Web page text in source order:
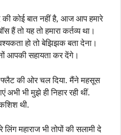
कोई बात नहीं है, आज आप हमारे
हैं तो यह तो हमारा कर्तव्य था।
हो तो बेझिझक बता देना।
आपकी सहायता कर देंगे।
की ओर चल दिया. मैंने महसूस
भी मुझे ही निहार रही थीं.
थी.
महाराज भी तोपों की सलामी दे